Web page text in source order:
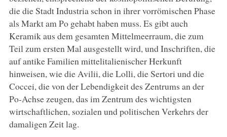
die die Stadt Industria schon in ihrer vorrömischen Phase
als Markt am Po gehabt haben muss. Es gibt auch
Keramik aus dem gesamten Mittelmeerraum, die zum
Teil zum ersten Mal ausgestellt wird, und Inschriften, die
auf antike Familien mittelitalienischer Herkunft
hinweisen, wie die Avilii, die Lolli, die Sertori und die
Coccei, die von der Lebendigkeit des Zentrums an der
Po-Achse zeugen, das im Zentrum des wichtigsten
wirtschaftlichen, sozialen und politischen Verkehrs der
damaligen Zeit lag.